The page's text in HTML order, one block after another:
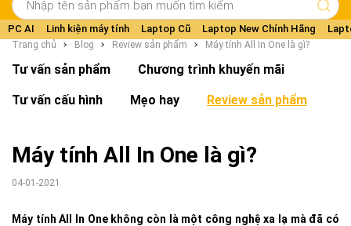
PC AI Linh kiện máy tính Laptop Cũ Laptop New Chính Hãng
Trang chủ Blog Review sản phẩm Máy tính All In One là gì?
Tư vấn sản phẩm Chương trình khuyến mãi
Tư vấn cấu hình Mẹo hay Review sản phẩm
Máy tính All In One là gì?
04-01-2021
Máy tính All In One không còn là một công nghệ xa lạ mà đã có